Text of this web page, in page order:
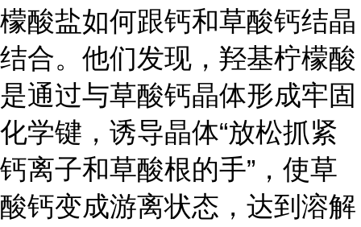
檬酸盐如何跟钙和草酸钙结晶
结合。他们发现，羟基柠檬酸
是通过与草酸钙晶体形成牢固
化学键，诱导晶体“放松抓紧
钙离子和草酸根的手”，使草
酸钙变成游离状态，达到溶解